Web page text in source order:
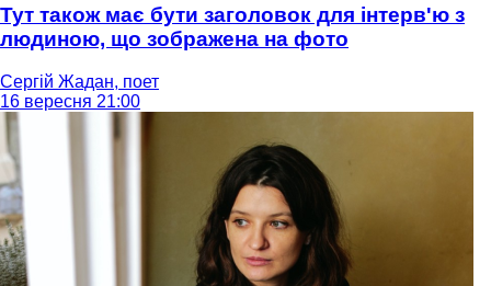
Тут також має бути заголовок для інтерв'ю з
людиною, що зображена на фото
Сергій Жадан, поет
16 вересня 21:00